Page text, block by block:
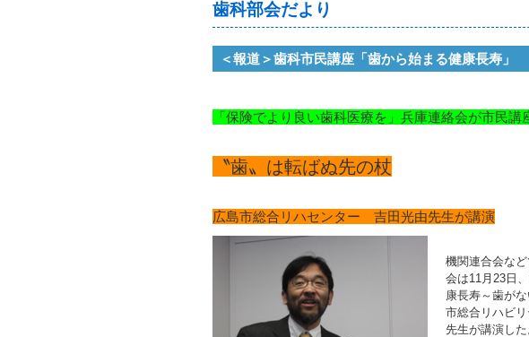
歯科部会だより
＜報道＞歯科市民講座「歯から始まる健康長寿」
「保険でより良い歯科医療を」兵庫連絡会が市民講
〝歯〟は転ばぬ先の杖
広島市総合リハセンター 吉田光由先生が講演
協
機関連合会な
会は11月23日
康長寿～歯が
市総合リハビ
先生が講演し